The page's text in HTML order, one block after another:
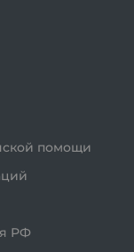
помощи
РФ